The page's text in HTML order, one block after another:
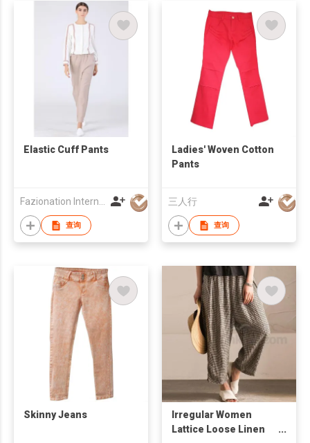
Elastic Cuff Pants
Fazionation International Limited
查询
Ladies' Woven Cotton
Pants
三人行
查询
Skinny Jeans
Irregular Women
Lattice Loose Linen